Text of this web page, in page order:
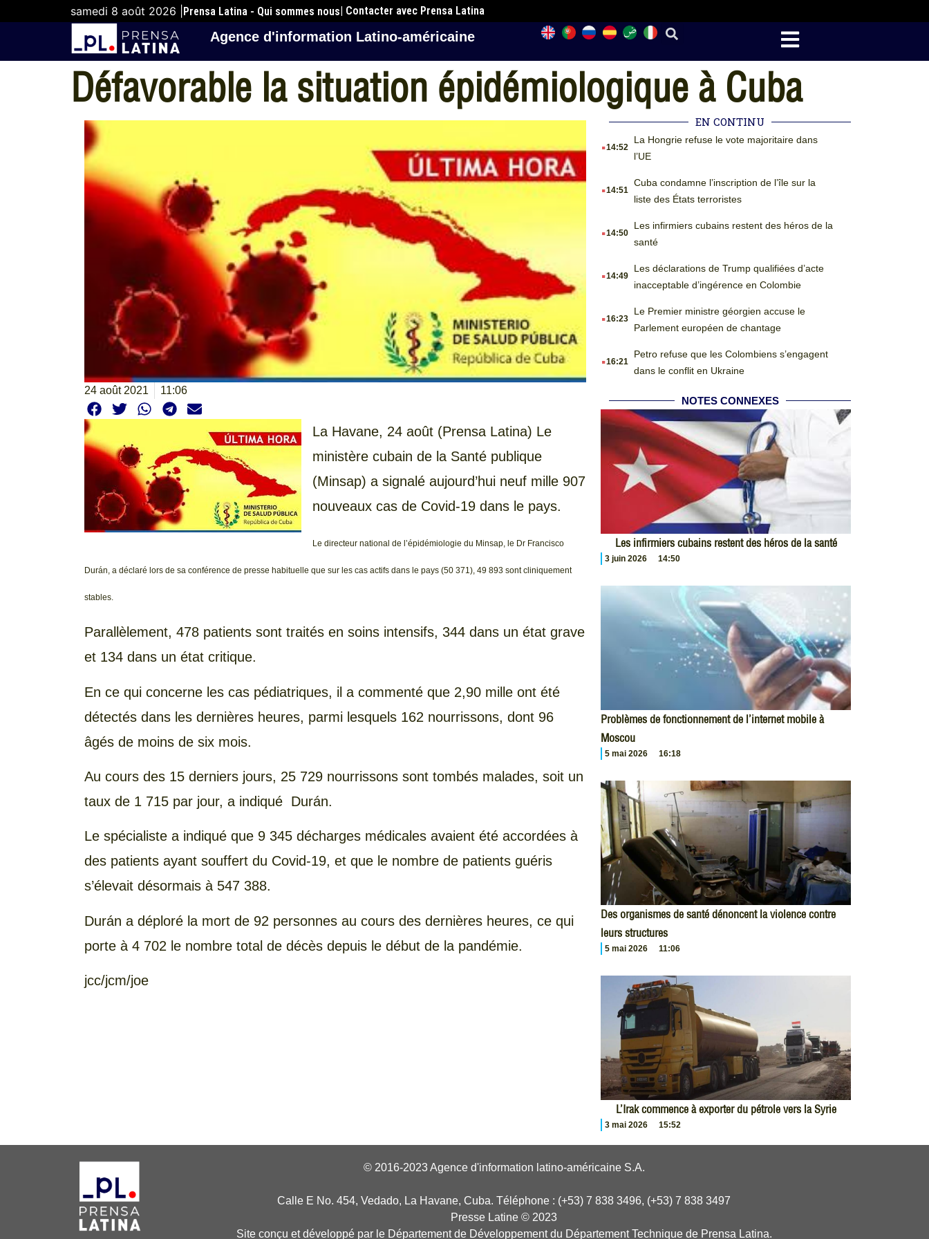
samedi 8 août 2026 | Prensa Latina - Qui sommes nous| Contacter avec Prensa Latina
Agence d'information Latino-américaine
Défavorable la situation épidémiologique à Cuba
24 août 2021 11:06
La Havane, 24 août (Prensa Latina) Le
ministère cubain de la Santé publique
(Minsap) a signalé aujourd’hui neuf mille 907
nouveaux cas de Covid-19 dans le pays.
Le directeur national de l’épidémiologie du Minsap, le Dr Francisco
Durán, a déclaré lors de sa conférence de presse habituelle que sur les cas actifs dans le pays (50 371), 49 893 sont cliniquement
stables.
Parallèlement, 478 patients sont traités en soins intensifs, 344 dans un état grave
et 134 dans un état critique.
En ce qui concerne les cas pédiatriques, il a commenté que 2,90 mille ont été
détectés dans les dernières heures, parmi lesquels 162 nourrissons, dont 96
âgés de moins de six mois.
Au cours des 15 derniers jours, 25 729 nourrissons sont tombés malades, soit un
taux de 1 715 par jour, a indiqué Durán.
Le spécialiste a indiqué que 9 345 décharges médicales avaient été accordées à
des patients ayant souffert du Covid-19, et que le nombre de patients guéris
s’élevait désormais à 547 388.
Durán a déploré la mort de 92 personnes au cours des dernières heures, ce qui
porte à 4 702 le nombre total de décès depuis le début de la pandémie.
jcc/jcm/joe
EN CONTINU
.14:52
La Hongrie refuse le vote majoritaire dans
l’UE
.14:51
Cuba condamne l’inscription de l’île sur la
liste des États terroristes
.14:50
Les infirmiers cubains restent des héros de la
santé
.14:49
Les déclarations de Trump qualifiées d’acte
inacceptable d’ingérence en Colombie
.16:23
Le Premier ministre géorgien accuse le
Parlement européen de chantage
.16:21
Petro refuse que les Colombiens s’engagent
dans le conflit en Ukraine
NOTES CONNEXES
Les infirmiers cubains restent des héros de la santé
3 juin 2026 14:50
Problèmes de fonctionnement de l’internet mobile à
Moscou
5 mai 2026 16:18
Des organismes de santé dénoncent la violence contre
leurs structures
5 mai 2026 11:06
L’Irak commence à exporter du pétrole vers la Syrie
3 mai 2026 15:52
© 2016-2023 Agence d'information latino-américaine S.A.
Calle E No. 454, Vedado, La Havane, Cuba. Téléphone : (+53) 7 838 3496, (+53) 7 838 3497
Presse Latine © 2023
Site conçu et développé par le Département de Développement du Département Technique de Prensa Latina.